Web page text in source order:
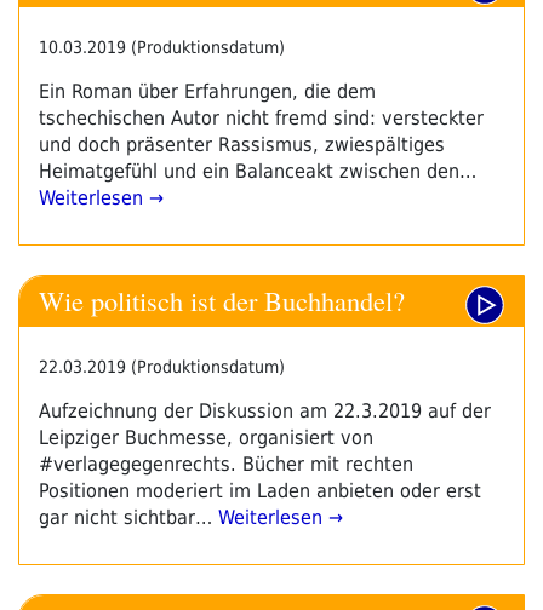
10.03.2019 (Produktionsdatum)
Ein Roman über Erfahrungen, die dem
tschechischen Autor nicht fremd sind: versteckter
und doch präsenter Rassismus, zwiespältiges
Heimatgefühl und ein Balanceakt zwischen den…
Weiterlesen →
Wie politisch ist der Buchhandel?
22.03.2019 (Produktionsdatum)
Aufzeichnung der Diskussion am 22.3.2019 auf der
Leipziger Buchmesse, organisiert von
#verlagegegenrechts. Bücher mit rechten
Positionen moderiert im Laden anbieten oder erst
gar nicht sichtbar… Weiterlesen →